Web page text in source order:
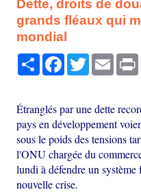
Dette, droits de
grands fléaux qui
mondial
PartagerFacebook
TwitterEmail
Étranglés par une dette
pays en développement
sous le poids des tensions
l'ONU chargée du
lundi à défendre un
nouvelle crise.